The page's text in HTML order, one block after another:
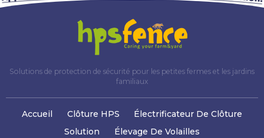
Solutions de protection de sécurité pour les petites fermes et les jardins
familiaux
Accueil Clôture HPS
Électrificateur De Clôture
Solution
Élevage De Volailles